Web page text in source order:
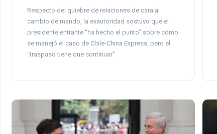
Respecto del quiebre de relaciones de cara al
cambio de mando, la exautoridad sostuvo que el
presidente entrante “ha hecho el punto” sobre cómo
se manejó el caso de Chile-China Express, pero el
“traspaso tiene que continuar”.